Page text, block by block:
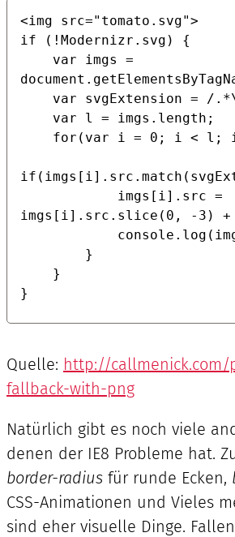
<img src="tomato.svg">
if (!Modernizr.svg) {
imgs[i].src.slice(0, -3) +
}
Quelle: http://callmenick.com/
fallback-with-png
Natürlich gibt es noch viele
denen der IE8 Probleme hat.
border-radius für runde Ecken,
CSS-Animationen und Vieles
sind eher visuelle Dinge.